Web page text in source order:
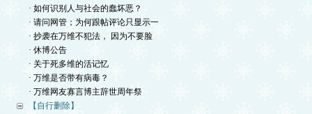
· 如何识别人与社会的蠢坏恶？
· 请问网管；为何跟帖评论只显示一
· 抄袭在万维不犯法， 因为不要脸
· 休博公告
· 关于死多维的活记忆
· 万维是否带有病毒？
· 万维网友寡言博主辞世周年祭
【自行删除】